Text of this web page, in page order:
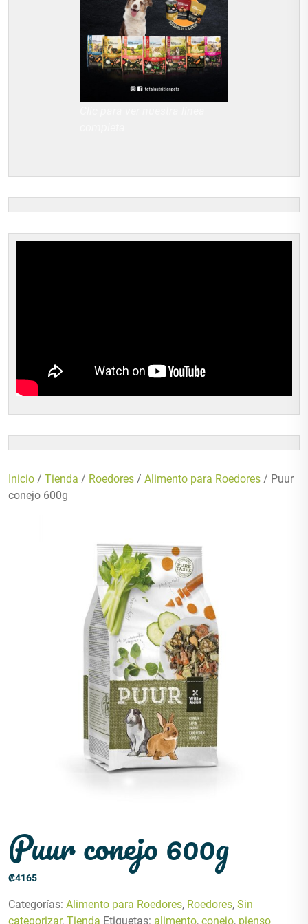
Inicio / Tienda / Roedores / Alimento para Roedores / Puur
conejo 600g
Puur conejo 600g
₡4165
Categorías: Alimento para Roedores, Roedores, Sin
categorizar, Tienda Etiquetas: alimento, conejo, pienso